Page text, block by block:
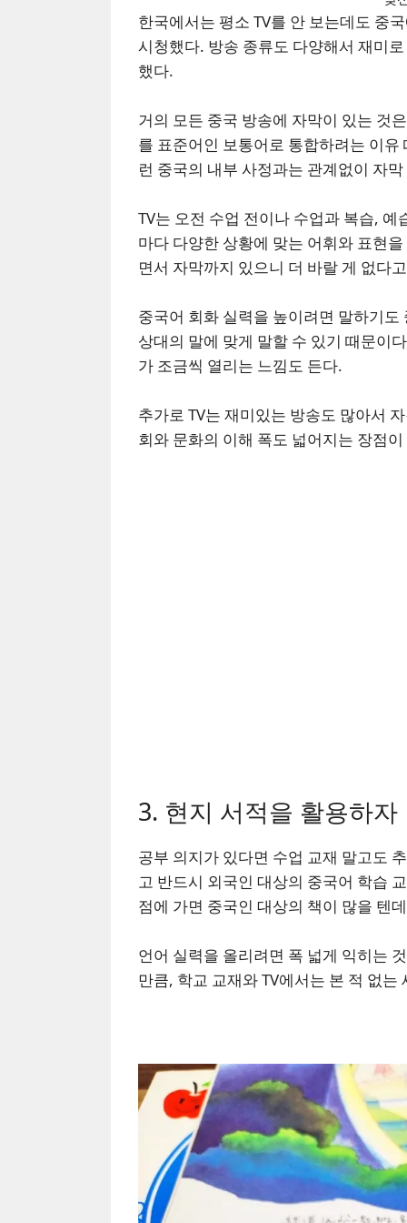
한국에서는 평소 TV를 안 보는데도 중
시청했다. 방송 종류도 다양해서 재미
했다.
거의 모든 중국 방송에 자막이 있는 것
를 표준어인 보통어로 통합하려는 이
런 중국의 내부 사정과는 관계없이 자
TV는 오전 수업 전이나 수업과 복습,
마다 다양한 상황에 맞는 어휘와 표현
면서 자막까지 있으니 더 바랄 게 없다
중국어 회화 실력을 높이려면 말하기
상대의 말에 맞게 말할 수 있기 때문이
가 조금씩 열리는 느낌도 든다.
추가로 TV는 재미있는 방송도 많아서
회와 문화의 이해 폭도 넓어지는 장점
3. 현지 서적을 활용하자
공부 의지가 있다면 수업 교재 말고도
고 반드시 외국인 대상의 중국어 학습
점에 가면 중국인 대상의 책이 많을 텐
언어 실력을 올리려면 폭 넓게 익히는
만큼, 학교 교재와 TV에서는 본 적 없